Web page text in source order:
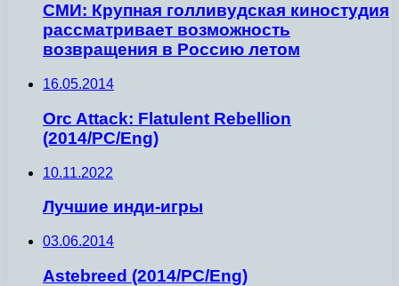
СМИ: Крупная голливудская киностудия
рассматривает возможность
возвращения в Россию летом
16.05.2014
Orc Attack: Flatulent Rebellion
(2014/PC/Eng)
10.11.2022
Лучшие инди-игры
03.06.2014
Astebreed (2014/PC/Eng)